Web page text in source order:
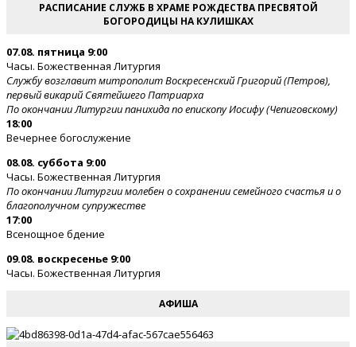
РАСПИСАНИЕ СЛУЖБ В ХРАМЕ РОЖДЕСТВА ПРЕСВЯТОЙ
БОГОРОДИЦЫ НА КУЛИШКАХ
07.08. пятница 9:00
Часы. Божественная Литургия
Службу возглавит митрополит Воскресенский Григорий (Петров),
первый викарий Святейшего Патриарха
По окончании Литургии панихида по епископу Иосифу (Чепиговскому)
18:00
Вечернее богослужение
08.08. суббота 9:00
Часы. Божественная Литургия
По окончании Литургии молебен о сохранении семейного счастья и о
благополучном супружестве
17:00
Всенощное бдение
09.08. воскресенье 9:00
Часы. Божественная Литургия
АФИША